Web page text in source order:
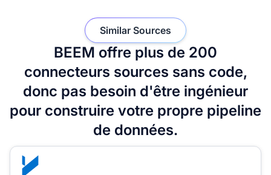
BEEM offre plus de 200
connecteurs sources sans code,
donc pas besoin d'être ingénieur
pour construire votre propre pipeline
de données.
Similar Sources